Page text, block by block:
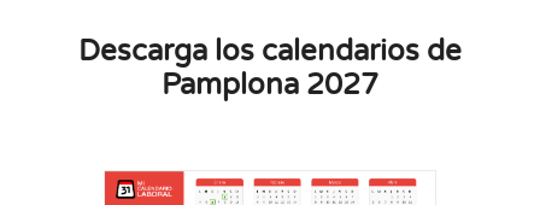
Descarga los calendarios de
Pamplona 2027